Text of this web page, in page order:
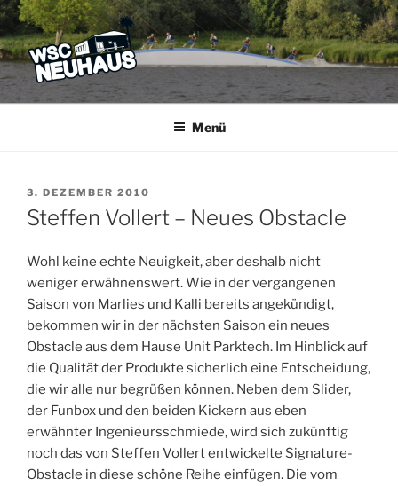
Zum
Inhalt
springen
WSC NEUHAUS
Der Verein mit dem Haus am See
Menü
VERÖFFENTLICHT
AM
3. DEZEMBER 2010
Steffen Vollert – Neues Obstacle
Wohl keine echte Neuigkeit, aber deshalb nicht
weniger erwähnenswert. Wie in der vergangenen
Saison von Marlies und Kalli bereits angekündigt,
bekommen wir in der nächsten Saison ein neues
Obstacle aus dem Hause Unit Parktech. Im Hinblick auf
die Qualität der Produkte sicherlich eine Entscheidung,
die wir alle nur begrüßen können. Neben dem Slider,
der Funbox und den beiden Kickern aus eben
erwähnter Ingenieursschmiede, wird sich zukünftig
noch das von Steffen Vollert entwickelte Signature-
Obstacle in diese schöne Reihe einfügen. Die vom